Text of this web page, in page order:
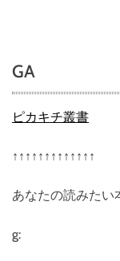
GA
ピカキチ叢書
↑↑↑↑↑↑↑↑↑↑↑↑↑
あなたの読みたい
g: